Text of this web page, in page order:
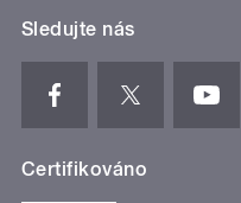
Sledujte nás
Certifikováno